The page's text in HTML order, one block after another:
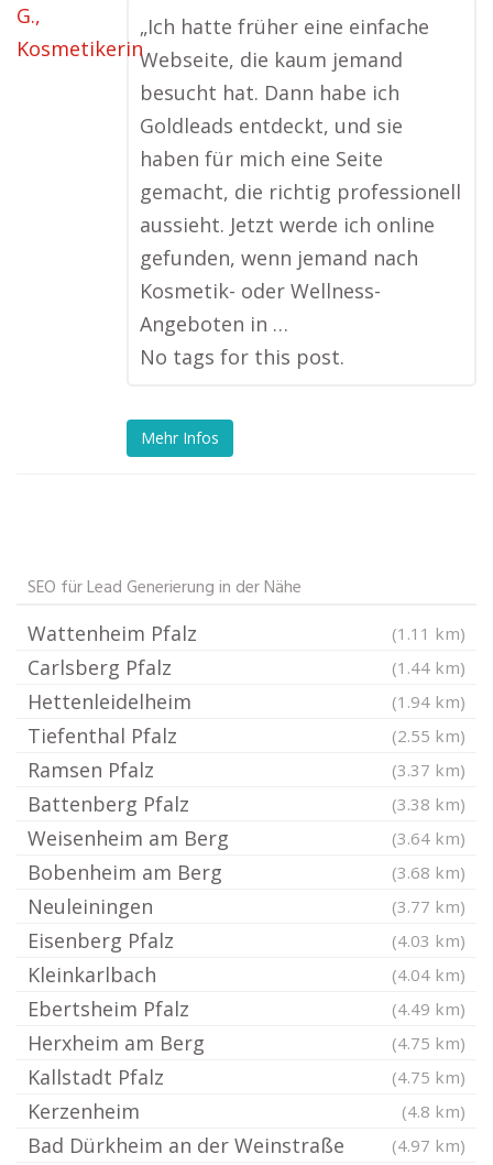
„Ich hatte früher eine einfache
Webseite, die kaum jemand
besucht hat. Dann habe ich
Goldleads entdeckt, und sie
haben für mich eine Seite
gemacht, die richtig professionell
aussieht. Jetzt werde ich online
gefunden, wenn jemand nach
Kosmetik- oder Wellness-
Angeboten in …
No tags for this post.
Mehr Infos
SEO für Lead Generierung in der Nähe
Wattenheim Pfalz (1.11 km)
Carlsberg Pfalz (1.44 km)
Hettenleidelheim (1.94 km)
Tiefenthal Pfalz (2.55 km)
Ramsen Pfalz (3.37 km)
Battenberg Pfalz (3.38 km)
Weisenheim am Berg (3.64 km)
Bobenheim am Berg (3.68 km)
Neuleiningen (3.77 km)
Eisenberg Pfalz (4.03 km)
Kleinkarlbach (4.04 km)
Ebertsheim Pfalz (4.49 km)
Herxheim am Berg (4.75 km)
Kallstadt Pfalz (4.75 km)
Kerzenheim (4.8 km)
Bad Dürkheim an der Weinstraße (4.97 km)